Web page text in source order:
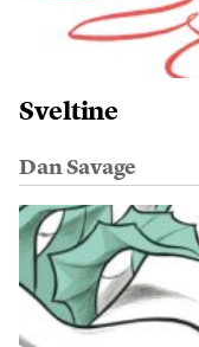
Sveltine
Dan Savage